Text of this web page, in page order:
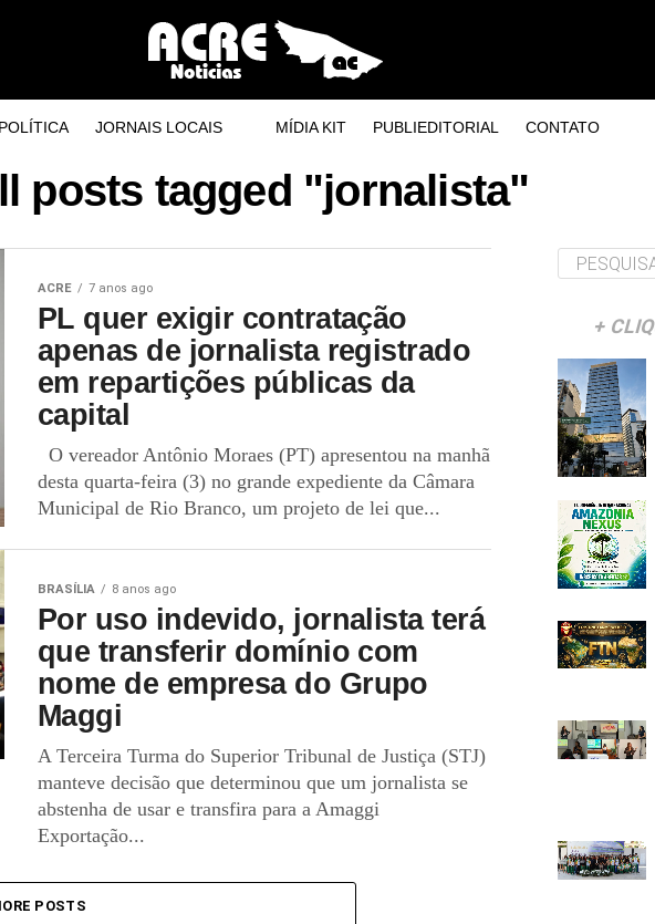
JORNAIS LOCAIS MÍDIA KIT PUBLIEDITORIAL CONTATO
posts tagged "jornalista"
ACRE 7 anos ago
PL quer exigir contratação
apenas de jornalista registrado
em repartições públicas da
capital
O vereador Antônio Moraes (PT) apresentou na manhã
desta quarta-feira (3) no grande expediente da Câmara
Municipal de Rio Branco, um projeto de lei que...
BRASÍLIA 8 anos ago
Por uso indevido, jornalista terá
que transferir domínio com
nome de empresa do Grupo
Maggi
A Terceira Turma do Superior Tribunal de Justiça (STJ)
manteve decisão que determinou que um jornalista se
abstenha de usar e transfira para a Amaggi
Exportação...
POSTS
+